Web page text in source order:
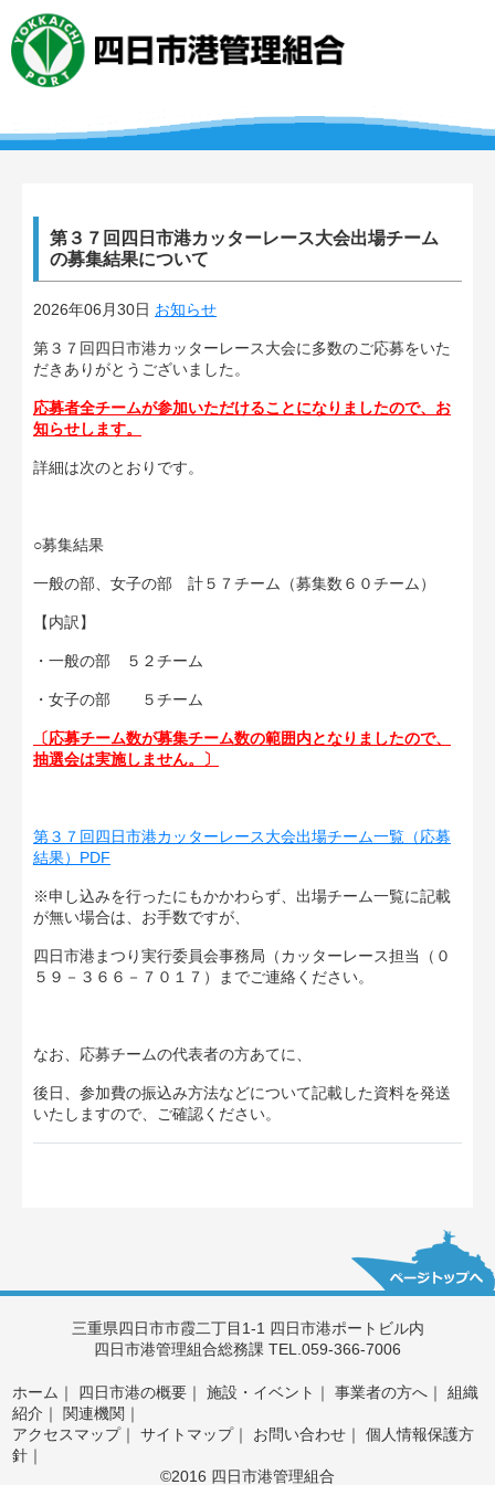
第３７回四日市港カッターレース大会出場チーム
の募集結果について
2026年06月30日 お知らせ
第３７回四日市港カッターレース大会に多数のご応募をいた
だきありがとうございました。
応募者全チームが参加いただけることになりましたので、お
知らせします。
詳細は次のとおりです。
○募集結果
一般の部、女子の部 計５７チーム（募集数６０チーム）
【内訳】
・一般の部 ５２チーム
・女子の部 ５チーム
〔応募チーム数が募集チーム数の範囲内となりましたので、
抽選会は実施しません。〕
第３７回四日市港カッターレース大会出場チーム一覧（応募
結果）PDF
※申し込みを行ったにもかかわらず、出場チーム一覧に記載
が無い場合は、お手数ですが、
四日市港まつり実行委員会事務局（カッターレース担当（０
５９－３６６－７０１７）までご連絡ください。
なお、応募チームの代表者の方あてに、
後日、参加費の振込み方法などについて記載した資料を発送
いたしますので、ご確認ください。
三重県四日市市霞二丁目1-1 四日市港ポートビル内
四日市港管理組合総務課 TEL.059-366-7006
ホーム ｜ 四日市港の概要 ｜施設・イベント ｜事業者の方へ ｜組織
紹介 ｜ 関連機関 ｜
アクセスマップ｜サイトマップ｜ お問い合わせ ｜個人情報保護方
針 ｜
©2016 四日市港管理組合